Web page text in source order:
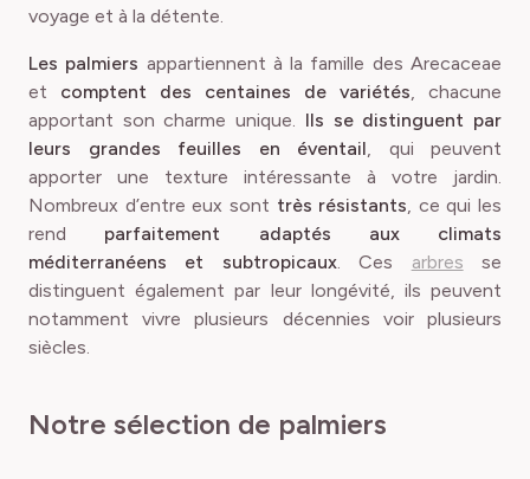
voyage et à la détente.
Les palmiers appartiennent à la famille des Arecaceae
et comptent des centaines de variétés, chacune
apportant son charme unique. Ils se distinguent par
leurs grandes feuilles en éventail, qui peuvent
apporter une texture intéressante à votre jardin.
Nombreux d’entre eux sont très résistants, ce qui les
rend parfaitement adaptés aux climats
méditerranéens et subtropicaux. Ces arbres se
distinguent également par leur longévité, ils peuvent
notamment vivre plusieurs décennies voir plusieurs
siècles.
Notre sélection de palmiers